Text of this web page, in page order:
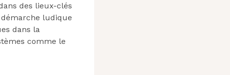
des lieux-clés
ludique
dans la
comme le